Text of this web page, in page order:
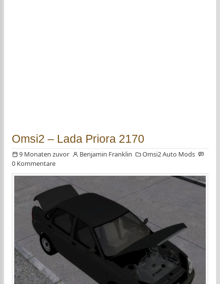
Omsi2 – Lada Priora 2170
9 Monaten zuvor Benjamin Franklin
Omsi2 Auto Mods
0 Kommentare